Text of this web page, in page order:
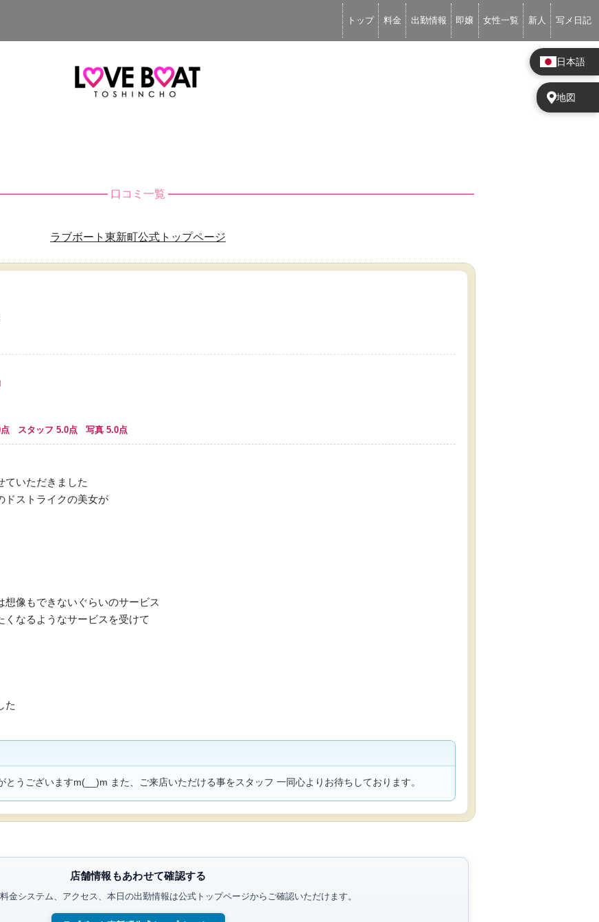
地図
日本語
トップ 料金 出勤情報 即嬢 女性一覧 新人 写メ日記
口コミ一覧
ラブボート東新町公式トップページ
スタッフ 5.0点 写真 5.0点
ていただきました
ドストライクの美女が
想像もできないぐらいのサービス
なるようなサービスを受けて
た
うございますm(__)m また、ご来店いただける事をスタッフ 一同心よりお待ちしております。
店舗情報もあわせて確認する
金システム、アクセス、本日の出勤情報は公式トップページからご確認いただけます。